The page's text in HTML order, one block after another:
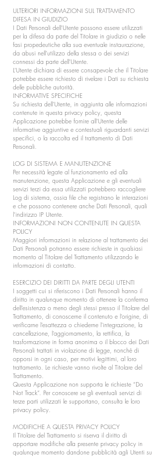
ULTERIORI INFORMAZIONI SUL TRATTAMENTO
DIFESA IN GIUDIZIO
I Dati Personali dell’Utente possono essere utilizzati
per la difesa da parte del Titolare in giudizio o nelle
fasi propedeutiche alla sua eventuale instaurazione,
da abusi nell’utilizzo della stessa o dei servizi
connessi da parte dell’Utente.
L’Utente dichiara di essere consapevole che il Titolare
potrebbe essere richiesto di rivelare i Dati su richiesta
delle pubbliche autorità.
INFORMATIVE SPECIFICHE
Su richiesta dell’Utente, in aggiunta alle informazioni
contenute in questa privacy policy, questa
Applicazione potrebbe fornire all’Utente delle
informative aggiuntive e contestuali riguardanti servizi
specifici, o la raccolta ed il trattamento di Dati
Personali.
LOG DI SISTEMA E MANUTENZIONE
Per necessità legate al funzionamento ed alla
manutenzione, questa Applicazione e gli eventuali
servizi terzi da essa utilizzati potrebbero raccogliere
Log di sistema, ossia file che registrano le interazioni
e che possono contenere anche Dati Personali, quali
l’indirizzo IP Utente.
INFORMAZIONI NON CONTENUTE IN QUESTA
POLICY
Maggiori informazioni in relazione al trattamento dei
Dati Personali potranno essere richieste in qualsiasi
momento al Titolare del Trattamento utilizzando le
informazioni di contatto.
ESERCIZIO DEI DIRITTI DA PARTE DEGLI UTENTI
I soggetti cui si riferiscono i Dati Personali hanno il
diritto in qualunque momento di ottenere la conferma
dell’esistenza o meno degli stessi presso il Titolare del
Trattamento, di conoscerne il contenuto e l’origine, di
verificarne l’esattezza o chiederne l’integrazione, la
cancellazione, l’aggiornamento, la rettifica, la
trasformazione in forma anonima o il blocco dei Dati
Personali trattati in violazione di legge, nonché di
opporsi in ogni caso, per motivi legittimi, al loro
trattamento. Le richieste vanno rivolte al Titolare del
Trattamento.
Questa Applicazione non supporta le richieste “Do
Not Track”. Per conoscere se gli eventuali servizi di
terze parti utilizzati le supportano, consulta le loro
privacy policy.
MODIFICHE A QUESTA PRIVACY POLICY
Il Titolare del Trattamento si riserva il diritto di
apportare modifiche alla presente privacy policy in
qualunque momento dandone pubblicità agli Utenti su